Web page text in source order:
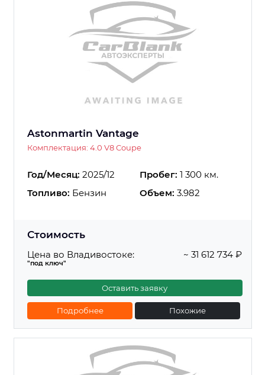
Astonmartin Vantage
Комплектация: 4.0 V8 Coupe
Год/Месяц: 2025/12 Пробег: 1 300 км.
Топливо: Бензин Объем: 3.982
Стоимость
Цена во Владивостоке:
"под ключ"
~ 31 612 734 ₽
Оставить заявку
Подробнее Похожие